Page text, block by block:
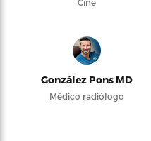
Cine
González Pons MD
Médico radiólogo